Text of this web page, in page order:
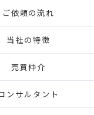
ご依頼の流れ
当社の特徴
売買仲介
ンサルタント